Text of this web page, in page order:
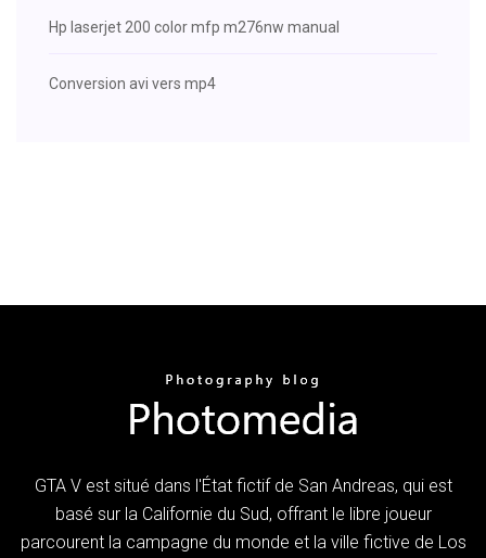
Hp laserjet 200 color mfp m276nw manual
Conversion avi vers mp4
GTA V est situé dans l'État fictif de San Andreas, qui est
basé sur la Californie du Sud, offrant le libre joueur
parcourent la campagne du monde et la ville fictive de Los